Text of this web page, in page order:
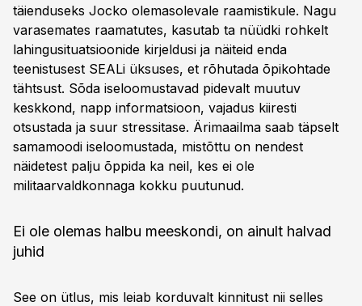
täienduseks Jocko olemasolevale raamistikule. Nagu
varasemates raamatutes, kasutab ta nüüdki rohkelt
lahingusituatsioonide kirjeldusi ja näiteid enda
teenistusest SEALi üksuses, et rõhutada õpikohtade
tähtsust. Sõda iseloomustavad pidevalt muutuv
keskkond, napp informatsioon, vajadus kiiresti
otsustada ja suur stressitase. Ärimaailma saab täpselt
samamoodi iseloomustada, mistõttu on nendest
näidetest palju õppida ka neil, kes ei ole
militaarvaldkonnaga kokku puutunud.
Ei ole olemas halbu meeskondi, on ainult halvad
juhid
See on ütlus, mis leiab korduvalt kinnitust nii selles